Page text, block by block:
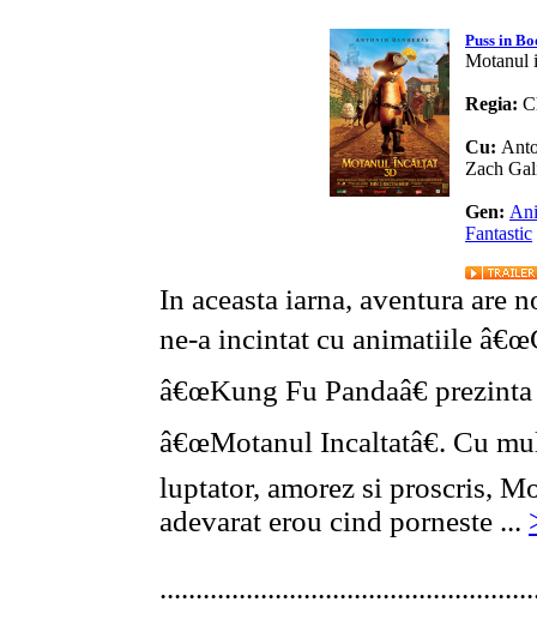
Puss in
Motanul
Regia:
Cu:
Zach
Gen:
Fantastic
In aceasta iarna, aventura are
ne-a incintat cu animatiile
â€œKung Fu Pandaâ€
â€œMotanul Incaltatâ€. Cu
luptator, amorez si proscris,
adevarat erou cind porneste ...